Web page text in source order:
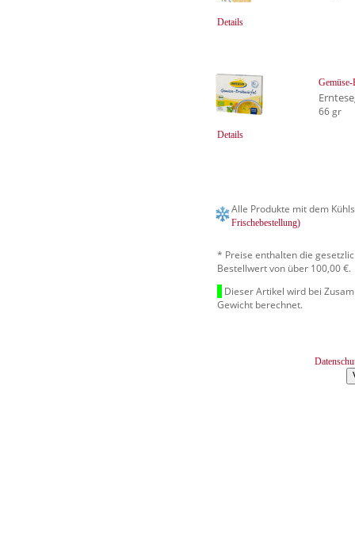
Details
Details
66 gr
Alle Produkte mit dem
Frischebestellung)
* Preise enthalten die
Bestellwert von über 100,00 €.
Dieser Artikel wird bei
Gewicht berechnet.